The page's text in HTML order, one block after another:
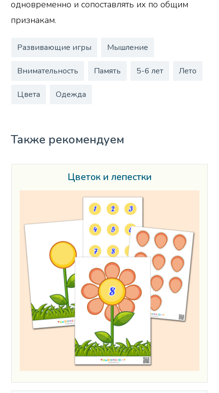
одновременно и сопоставлять их по общим
признакам.
Развивающие игры Мышление
Внимательность Память 5-6 лет Лето
Цвета Одежда
Также рекомендуем
Цветок и лепестки